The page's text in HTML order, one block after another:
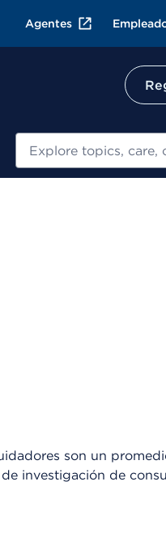
Agentes
Buscar
son un
investigación de